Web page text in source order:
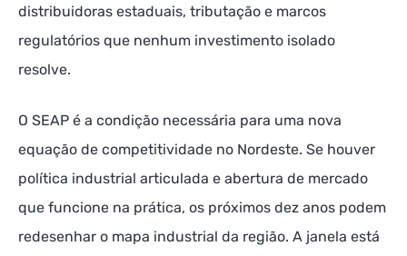
distribuidoras estaduais, tributação e marcos
regulatórios que nenhum investimento isolado
resolve.
O SEAP é a condição necessária para uma nova
equação de competitividade no Nordeste. Se houver
política industrial articulada e abertura de mercado
que funcione na prática, os próximos dez anos podem
redesenhar o mapa industrial da região. A janela está